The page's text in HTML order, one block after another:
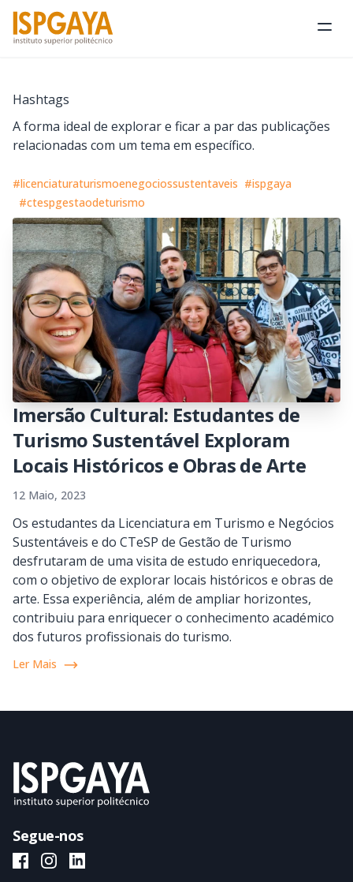
Hashtags
A forma ideal de explorar e ficar a par das publicações
relacionadas com um tema em específico.
#licenciaturaturismoenegociossustentaveis #ispgaya
#ctespgestaodeturismo
Imersão Cultural: Estudantes de
Turismo Sustentável Exploram
Locais Históricos e Obras de Arte
12 Maio, 2023
Os estudantes da Licenciatura em Turismo e Negócios
Sustentáveis e do CTeSP de Gestão de Turismo
desfrutaram de uma visita de estudo enriquecedora,
com o objetivo de explorar locais históricos e obras de
arte. Essa experiência, além de ampliar horizontes,
contribuiu para enriquecer o conhecimento académico
dos futuros profissionais do turismo.
Ler Mais
Segue-nos
ISPGAYA Facebook
ISPGAYA Instagram
ISPGAYA LinkedIn